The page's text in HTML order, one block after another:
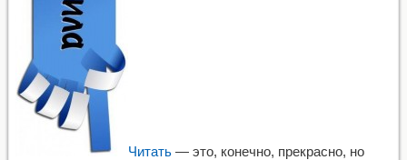
Читать — это, конечно, прекрасно, но